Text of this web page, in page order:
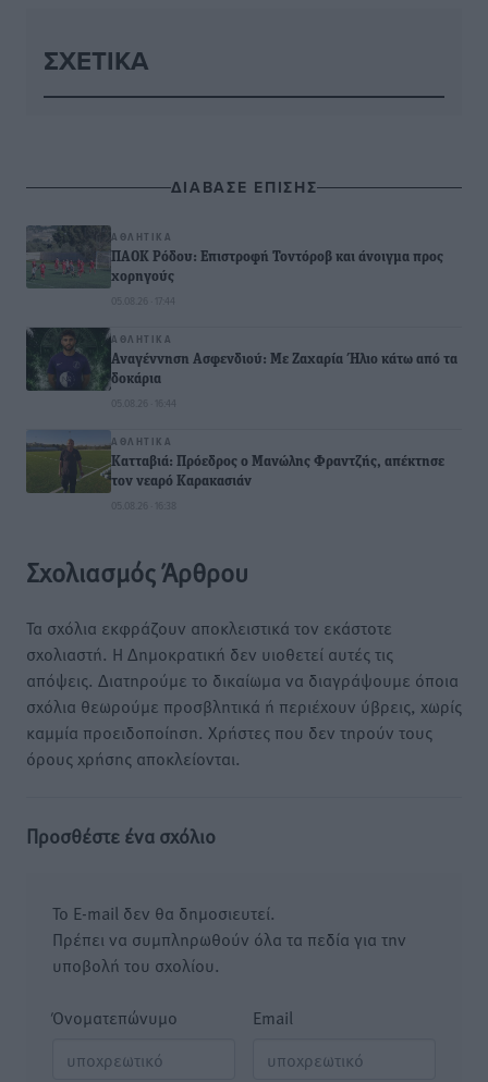
ΣΧΕΤΙΚΆ
ΔΙΑΒΑΣΕ ΕΠΙΣΗΣ
ΑΘΛΗΤΙΚΆ
ΠΑΟΚ Ρόδου: Επιστροφή Τοντόροβ και άνοιγμα προς
χορηγούς
05.08.26 · 17:44
ΑΘΛΗΤΙΚΆ
Αναγέννηση Ασφενδιού: Με Ζαχαρία Ήλιο κάτω από τα
δοκάρια
05.08.26 · 16:44
ΑΘΛΗΤΙΚΆ
Κατταβιά: Πρόεδρος ο Μανώλης Φραντζής, απέκτησε
τον νεαρό Καρακασιάν
05.08.26 · 16:38
Σχολιασμός Άρθρου
Τα σχόλια εκφράζουν αποκλειστικά τον εκάστοτε
σχολιαστή. Η Δημοκρατική δεν υιοθετεί αυτές τις
απόψεις. Διατηρούμε το δικαίωμα να διαγράψουμε όποια
σχόλια θεωρούμε προσβλητικά ή περιέχουν ύβρεις, χωρίς
καμμία προειδοποίηση. Χρήστες που δεν τηρούν τους
όρους χρήσης αποκλείονται.
Προσθέστε ένα σχόλιο
Το E-mail δεν θα δημοσιευτεί.
Πρέπει να συμπληρωθούν όλα τα πεδία για την
υποβολή του σχολίου.
Όνοματεπώνυμο Email